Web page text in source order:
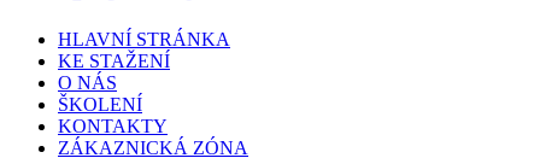
HLAVNÍ STRÁNKA
KE STAŽENÍ
O NÁS
ŠKOLENÍ
KONTAKTY
ZÁKAZNICKÁ ZÓNA